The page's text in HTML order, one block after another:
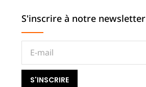
S'inscrire à notre newsletter
S'INSCRIRE